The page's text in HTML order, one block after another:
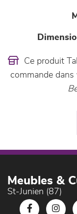
Ce produit
commande dans
Meubles &
St-Junien (87)